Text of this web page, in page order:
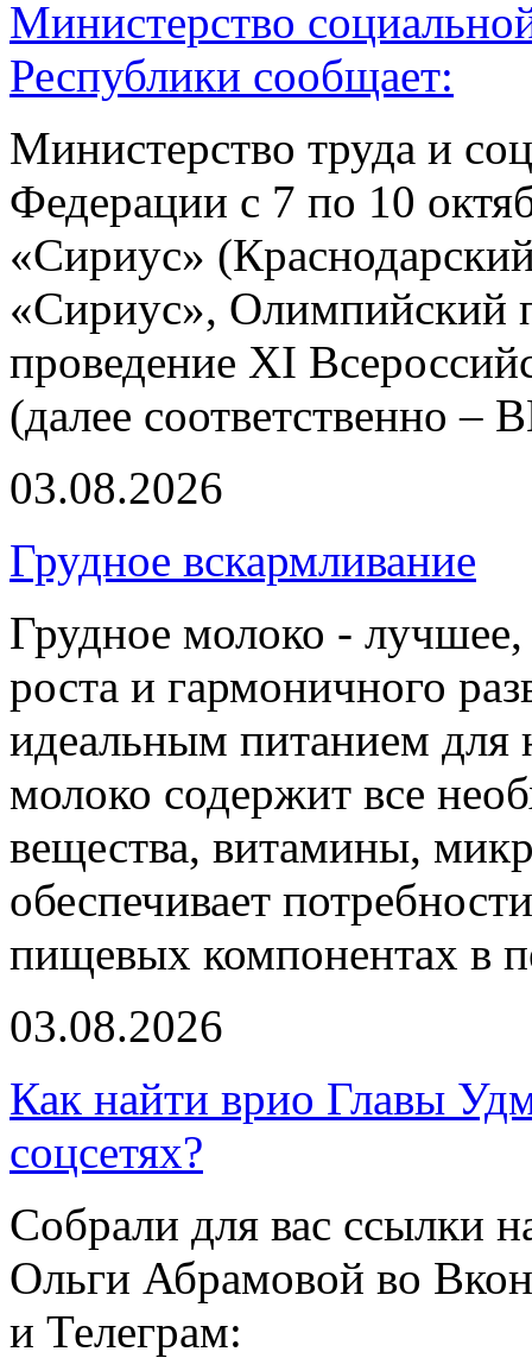
Министерство
Республики сообщает:
Министерство труда и
Федерации с 7 по 10
«Сириус»
«Сириус», Олимпийский
проведение XI
(далее соответственно
03.08.2026
Грудное вскармливание
Грудное молоко -
роста и гармоничного
идеальным питанием для
молоко содержит все
вещества, витамины,
обеспечивает
пищевых компонентах в
03.08.2026
Как найти врио Главы
соцсетях?
Собрали для вас ссылки
Ольги Абрамовой во
и Телеграм: